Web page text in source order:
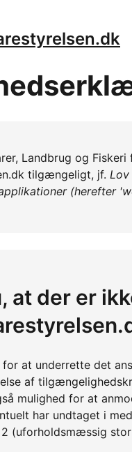
Landbrug og
tilgængeligt, jf.
(herefter
at der er
for at underrette det
af
mulighed for at
har undtaget i
(uforholdsmæssig